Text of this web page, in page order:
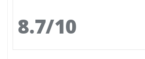
8.7/10